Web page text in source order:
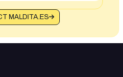
MALDITA.ES